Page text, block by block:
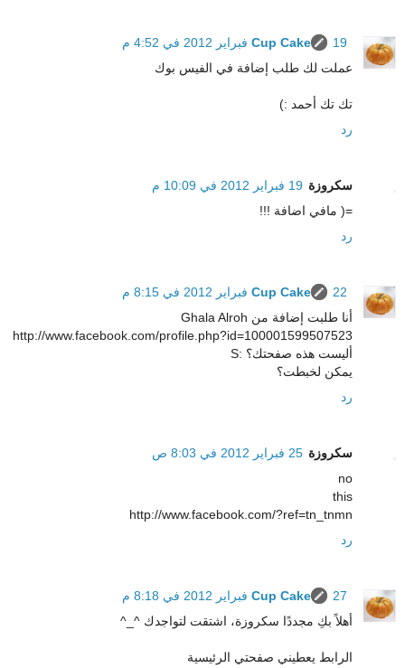
Cup Cake
19 فبراير 2012 في 4:52 م
عملت لك طلب إضافة في الفيس بوك
تك تك أحمد :)
رد
سكروزة 19 فبراير 2012 في 10:09 م
=( مافي اضافة !!!
رد
Cup Cake
22 فبراير 2012 في 8:15 م
أنا طلبت إضافة من Ghala Alroh
http://www.facebook.com/profile.php?id=100001599507523
أليست هذه صفحتك؟ :S
يمكن لخبطت؟
رد
سكروزة 25 فبراير 2012 في 8:03 ص
no
this
http://www.facebook.com/?ref=tn_tnmn
رد
Cup Cake
27 فبراير 2012 في 8:18 م
أهلاً بكِ مجددًا سكروزة، اشتقت لتواجدك ^_^
الرابط يعطيني صفحتي الرئيسية